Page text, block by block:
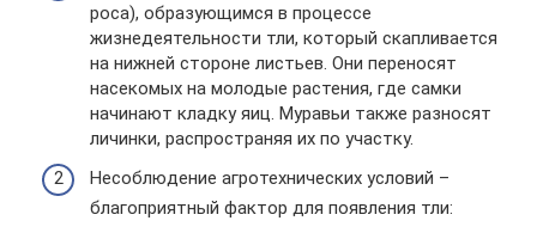
роса), образующимся в процессе
жизнедеятельности тли, который скапливается
на нижней стороне листьев. Они переносят
насекомых на молодые растения, где самки
начинают кладку яиц. Муравьи также разносят
личинки, распространяя их по участку.
Несоблюдение агротехнических условий –
благоприятный фактор для появления тли: